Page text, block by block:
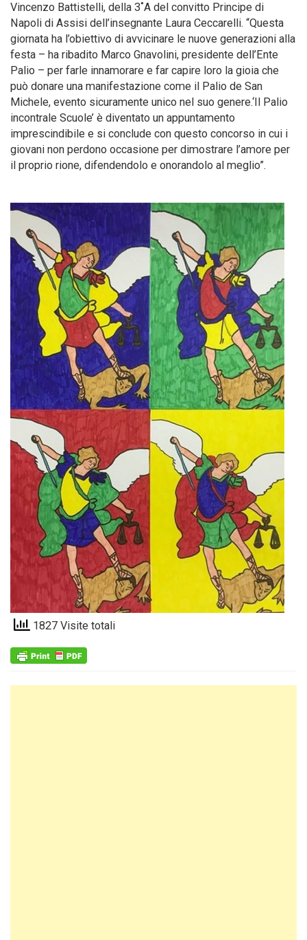
Vincenzo Battistelli, della 3˚A del convitto Principe di
Napoli di Assisi dell’insegnante Laura Ceccarelli. “Questa
giornata ha l’obiettivo di avvicinare le nuove generazioni alla
festa – ha ribadito Marco Gnavolini, presidente dell’Ente
Palio – per farle innamorare e far capire loro la gioia che
può donare una manifestazione come il Palio de San
Michele, evento sicuramente unico nel suo genere.‘Il Palio
incontrale Scuole’ è diventato un appuntamento
imprescindibile e si conclude con questo concorso in cui i
giovani non perdono occasione per dimostrare l’amore per
il proprio rione, difendendolo e onorandolo al meglio”.
1827 Visite totali